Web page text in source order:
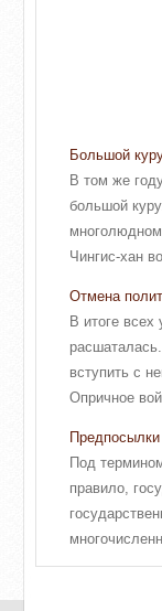
Большой
В том же
большой
многолюдном
Чингис-хан
Отмена
В итоге
вступить с
Опричное
Под
правило,